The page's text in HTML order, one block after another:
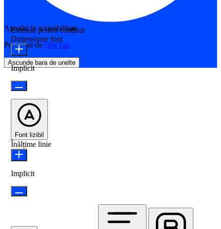
Ajustări la accesibilitate
Propulsat de OneTap
Ascunde bara de unelte
Extensii pentru conținut
Dimensiune font
Implicit
Font lizibil
Înălțime linie
Implicit